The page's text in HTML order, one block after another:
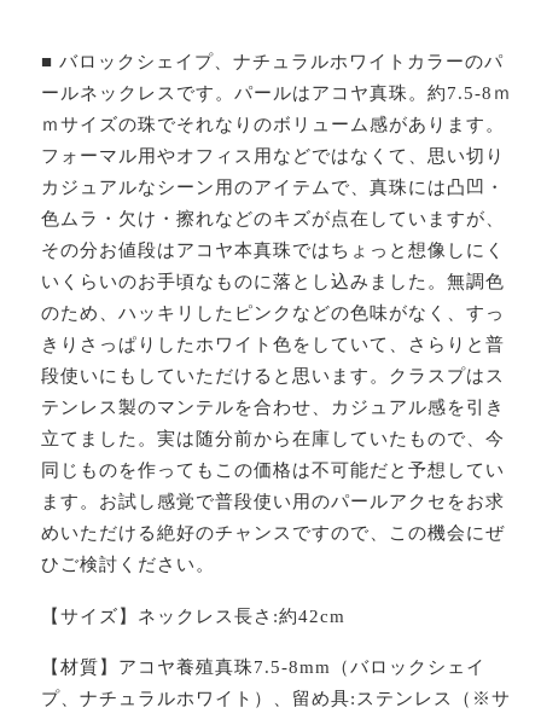
■ バロックシェイプ、ナチュラルホワイトカラーのパ
ールネックレスです。パールはアコヤ真珠。約7.5-8ｍ
ｍサイズの珠でそれなりのボリューム感があります。
フォーマル用やオフィス用などではなくて、思い切り
カジュアルなシーン用のアイテムで、真珠には凸凹・
色ムラ・欠け・擦れなどのキズが点在していますが、
その分お値段はアコヤ本真珠ではちょっと想像しにく
いくらいのお手頃なものに落とし込みました。無調色
のため、ハッキリしたピンクなどの色味がなく、すっ
きりさっぱりしたホワイト色をしていて、さらりと普
段使いにもしていただけると思います。クラスプはス
テンレス製のマンテルを合わせ、カジュアル感を引き
立てました。実は随分前から在庫していたもので、今
同じものを作ってもこの価格は不可能だと予想してい
ます。お試し感覚で普段使い用のパールアクセをお求
めいただける絶好のチャンスですので、この機会にぜ
ひご検討ください。
【サイズ】ネックレス長さ:約42cm
【材質】アコヤ養殖真珠7.5‐8mm（バロックシェイ
プ、ナチュラルホワイト）、留め具:ステンレス（※サ